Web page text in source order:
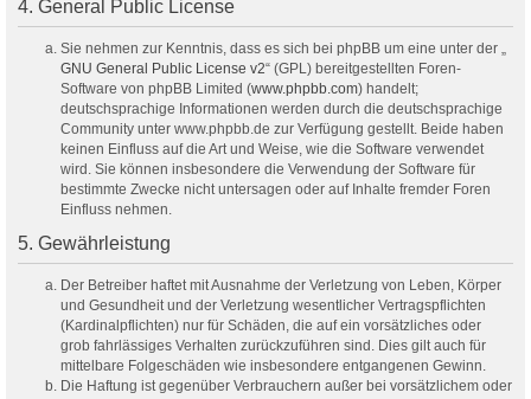
4. General Public License
Sie nehmen zur Kenntnis, dass es sich bei phpBB um eine unter der „
GNU General Public License v2“ (GPL) bereitgestellten Foren-
Software von phpBB Limited (www.phpbb.com) handelt;
deutschsprachige Informationen werden durch die deutschsprachige
Community unter www.phpbb.de zur Verfügung gestellt. Beide haben
keinen Einfluss auf die Art und Weise, wie die Software verwendet
wird. Sie können insbesondere die Verwendung der Software für
bestimmte Zwecke nicht untersagen oder auf Inhalte fremder Foren
Einfluss nehmen.
5. Gewährleistung
Der Betreiber haftet mit Ausnahme der Verletzung von Leben, Körper
und Gesundheit und der Verletzung wesentlicher Vertragspflichten
(Kardinalpflichten) nur für Schäden, die auf ein vorsätzliches oder
grob fahrlässiges Verhalten zurückzuführen sind. Dies gilt auch für
mittelbare Folgeschäden wie insbesondere entgangenen Gewinn.
Die Haftung ist gegenüber Verbrauchern außer bei vorsätzlichem oder